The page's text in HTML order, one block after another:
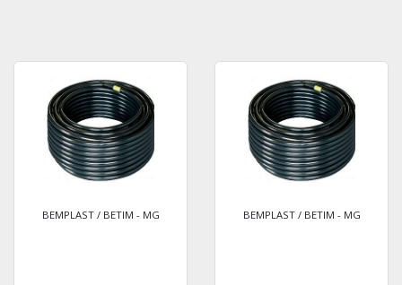
BEMPLAST / BETIM - MG BEMPLAST / BETIM - MG